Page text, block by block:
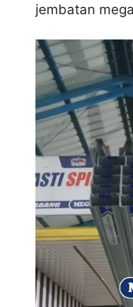
jembatan